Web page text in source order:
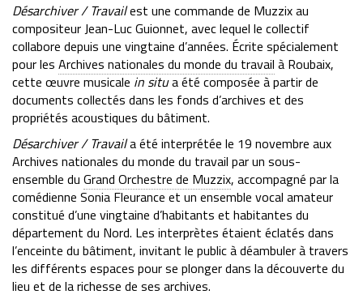
Désarchiver / Travailest une commande de Muzzix au
compositeur Jean-Luc Guionnet, avec lequel le collectif
collabore depuis une vingtaine d’années. Écrite spécialement
pour les Archives nationales du monde du travail à Roubaix,
cette œuvre musicale in situa été composée à partir de
documents collectés dans les fonds d’archives et des
propriétés acoustiques du bâtiment.
Désarchiver / Travaila été interprétée le 19 novembre aux
Archives nationales du monde du travail par un sous-
ensemble du Grand Orchestre de Muzzix, accompagné par la
comédienne Sonia Fleurance et un ensemble vocal amateur
constitué d’une vingtaine d’habitants et habitantes du
département du Nord. Les interprètes étaient éclatés dans
l’enceinte du bâtiment, invitant le public à déambuler à travers
les différents espaces pour se plonger dans la découverte du
lieu et de la richesse de ses archives.